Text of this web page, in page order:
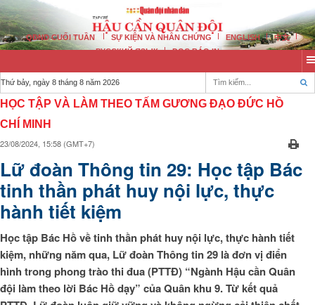
QĐND CUỐI TUẦN SỰ KIỆN VÀ NHÂN CHỨNG ENGLISH
中文
РУССКИЙ ЯЗЫК
ĐỌC BÁO IN
Thứ bảy, ngày 8 tháng 8 năm 2026
HỌC TẬP VÀ LÀM THEO TẤM GƯƠNG ĐẠO ĐỨC HỒ
CHÍ MINH
23/08/2024, 15:58 (GMT+7)
Lữ đoàn Thông tin 29: Học tập Bác
tinh thần phát huy nội lực, thực
hành tiết kiệm
Học tập Bác Hồ về tinh thần phát huy nội lực, thực hành tiết
kiệm, những năm qua, Lữ đoàn Thông tin 29 là đơn vị điển
hình trong phong trào thi đua (PTTĐ) “Ngành Hậu cần Quân
đội làm theo lời Bác Hồ dạy” của Quân khu 9. Từ kết quả